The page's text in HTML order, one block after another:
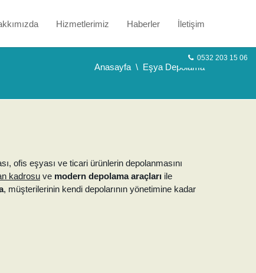
Hizmetlerimiz Haberler İletişim
0532 203 15 06
Anasayfa Eşya Depolama
ofis eşyası ve ticari ürünlerin depolanmasını
kadrosu ve modern depolama araçları ile
, müşterilerinin kendi depolarının yönetimine kadar